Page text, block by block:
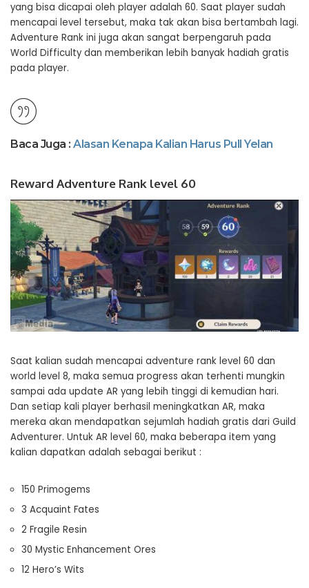
yang bisa dicapai oleh player adalah 60. Saat player sudah
mencapai level tersebut, maka tak akan bisa bertambah lagi.
Adventure Rank ini juga akan sangat berpengaruh pada
World Difficulty dan memberikan lebih banyak hadiah gratis
pada player.
Baca Juga : Alasan Kenapa Kalian Harus Pull Yelan
Reward Adventure Rank level 60
Saat kalian sudah mencapai adventure rank level 60 dan
world level 8, maka semua progress akan terhenti mungkin
sampai ada update AR yang lebih tinggi di kemudian hari.
Dan setiap kali player berhasil meningkatkan AR, maka
mereka akan mendapatkan sejumlah hadiah gratis dari Guild
Adventurer. Untuk AR level 60, maka beberapa item yang
kalian dapatkan adalah sebagai berikut :
150 Primogems
3 Acquaint Fates
2 Fragile Resin
30 Mystic Enhancement Ores
12 Hero’s Wits